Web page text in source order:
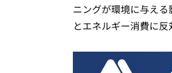
ニングが環境に与え
とエネルギー消費に反